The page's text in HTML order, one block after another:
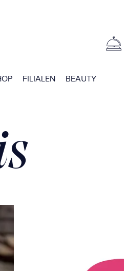
FILIALEN BEAUTY